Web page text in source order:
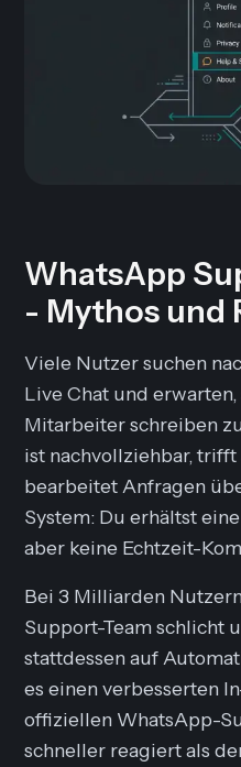
WhatsApp
- Mythos und
Viele Nutzer suchen
Live Chat und
Mitarbeiter schreiben
ist nachvollziehbar,
bearbeitet Anfragen
System: Du erhältst
aber keine Echtzeit-
Bei 3 Milliarden
Support-Team schlicht
stattdessen auf
es einen verbesserten
offiziellen WhatsApp-
schneller reagiert als